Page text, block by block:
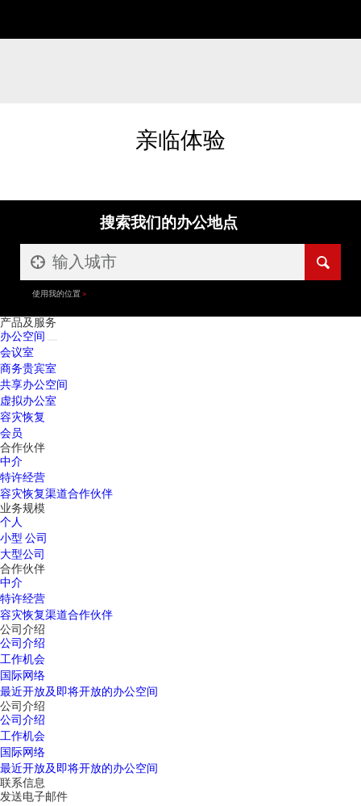
亲临体验
搜索我们的办公地点
使用我的位置
产品及服务
办公空间
会议室
商务贵宾室
共享办公空间
虚拟办公室
容灾恢复
会员
合作伙伴
中介
特许经营
容灾恢复渠道合作伙伴
业务规模
个人
小型 公司
大型公司
合作伙伴
中介
特许经营
容灾恢复渠道合作伙伴
公司介绍
公司介绍
工作机会
国际网络
最近开放及即将开放的办公空间
公司介绍
公司介绍
工作机会
国际网络
最近开放及即将开放的办公空间
联系信息
发送电子邮件